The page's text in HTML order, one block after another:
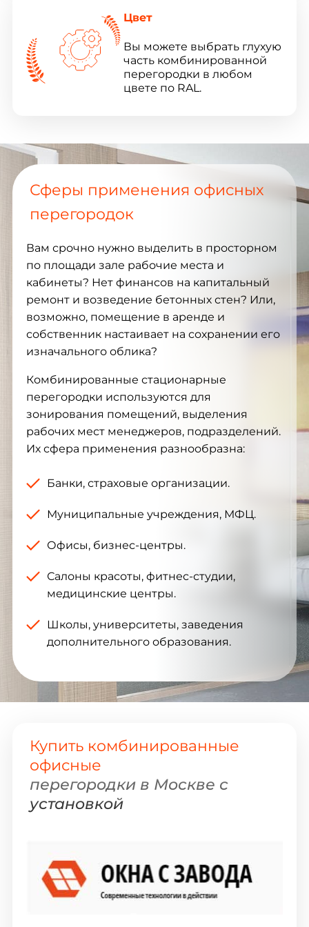
Цвет
Вы можете выбрать глухую
часть комбинированной
перегородки в любом
цвете по RAL.
Сферы применения офисных
перегородок
Вам срочно нужно выделить в просторном
по площади зале рабочие места и
кабинеты? Нет финансов на капитальный
ремонт и возведение бетонных стен? Или,
возможно, помещение в аренде и
собственник настаивает на сохранении его
изначального облика?
Комбинированные стационарные
перегородки используются для
зонирования помещений, выделения
рабочих мест менеджеров, подразделений.
Их сфера применения разнообразна:
Банки, страховые организации.
Муниципальные учреждения, МФЦ.
Офисы, бизнес-центры.
Салоны красоты, фитнес-студии,
медицинские центры.
Школы, университеты, заведения
дополнительного образования.
Купить комбинированные
офисные
перегородки в Москве с
установкой